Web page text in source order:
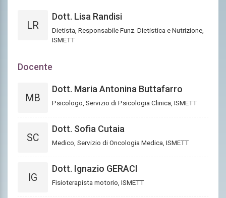
LR
Dott. Lisa Randisi
Dietista, Responsabile Funz. Dietistica e Nutrizione,
ISMETT
Docente
MB
Dott. Maria Antonina Buttafarro
Psicologo, Servizio di Psicologia Clinica, ISMETT
SC
Dott. Sofia Cutaia
Medico, Servizio di Oncologia Medica, ISMETT
IG
Dott. Ignazio GERACI
Fisioterapista motorio, ISMETT